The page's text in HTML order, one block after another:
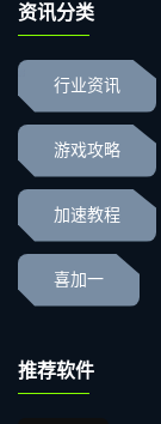
资讯分类
行业资讯
游戏攻略
加速教程
喜加一
推荐软件